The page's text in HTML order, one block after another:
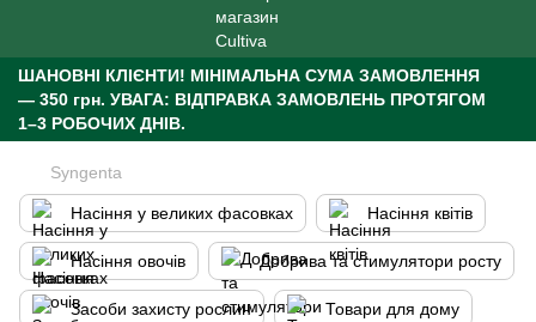
ШАНОВНІ КЛІЄНТИ! МІНІМАЛЬНА СУМА ЗАМОВЛЕННЯ
— 350 грн. УВАГА: ВІДПРАВКА ЗАМОВЛЕНЬ ПРОТЯГОМ
1–3 РОБОЧИХ ДНІВ.
Syngenta
Насіння у великих фасовках Насіння квітів
Насіння овочів Добрива та стимулятори росту
Засоби захисту рослин Товари для дому